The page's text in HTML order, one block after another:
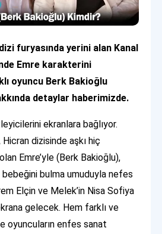
furyasında yerini alan Kanal
Emre karakterini
oyuncu Berk Bakioğlu
detaylar haberimizde.
ekranlara bağlıyor.
dizisinde aşkı hiç
Emre’yle (Berk Bakioğlu),
bebeğini bulma umuduyla nefes
Elçin ve Melek’in Nisa Sofiya
gelecek. Hem farklı ve
oyuncuların enfes sanat